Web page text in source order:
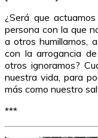
¿Será que
persona con la que
a otros humillamos,
con la arrogancia
otros ignoramos?
nuestra vida, para
más como nuestro
***